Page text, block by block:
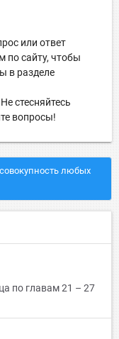
или ответ
по сайту, чтобы
в разделе
стесняйтесь
вопросы!
любых
по главам 21 – 27